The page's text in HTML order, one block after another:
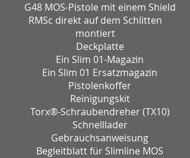
G48 MOS-Pistole mit einem Shield
RMSc direkt auf dem Schlitten
montiert
Deckplatte
Ein Slim 01-Magazin
Ein Slim 01 Ersatzmagazin
Pistolenkoffer
Reinigungskit
Torx®-Schraubendreher (TX10)
Schnelllader
Gebrauchsanweisung
Begleitblatt für Slimline MOS